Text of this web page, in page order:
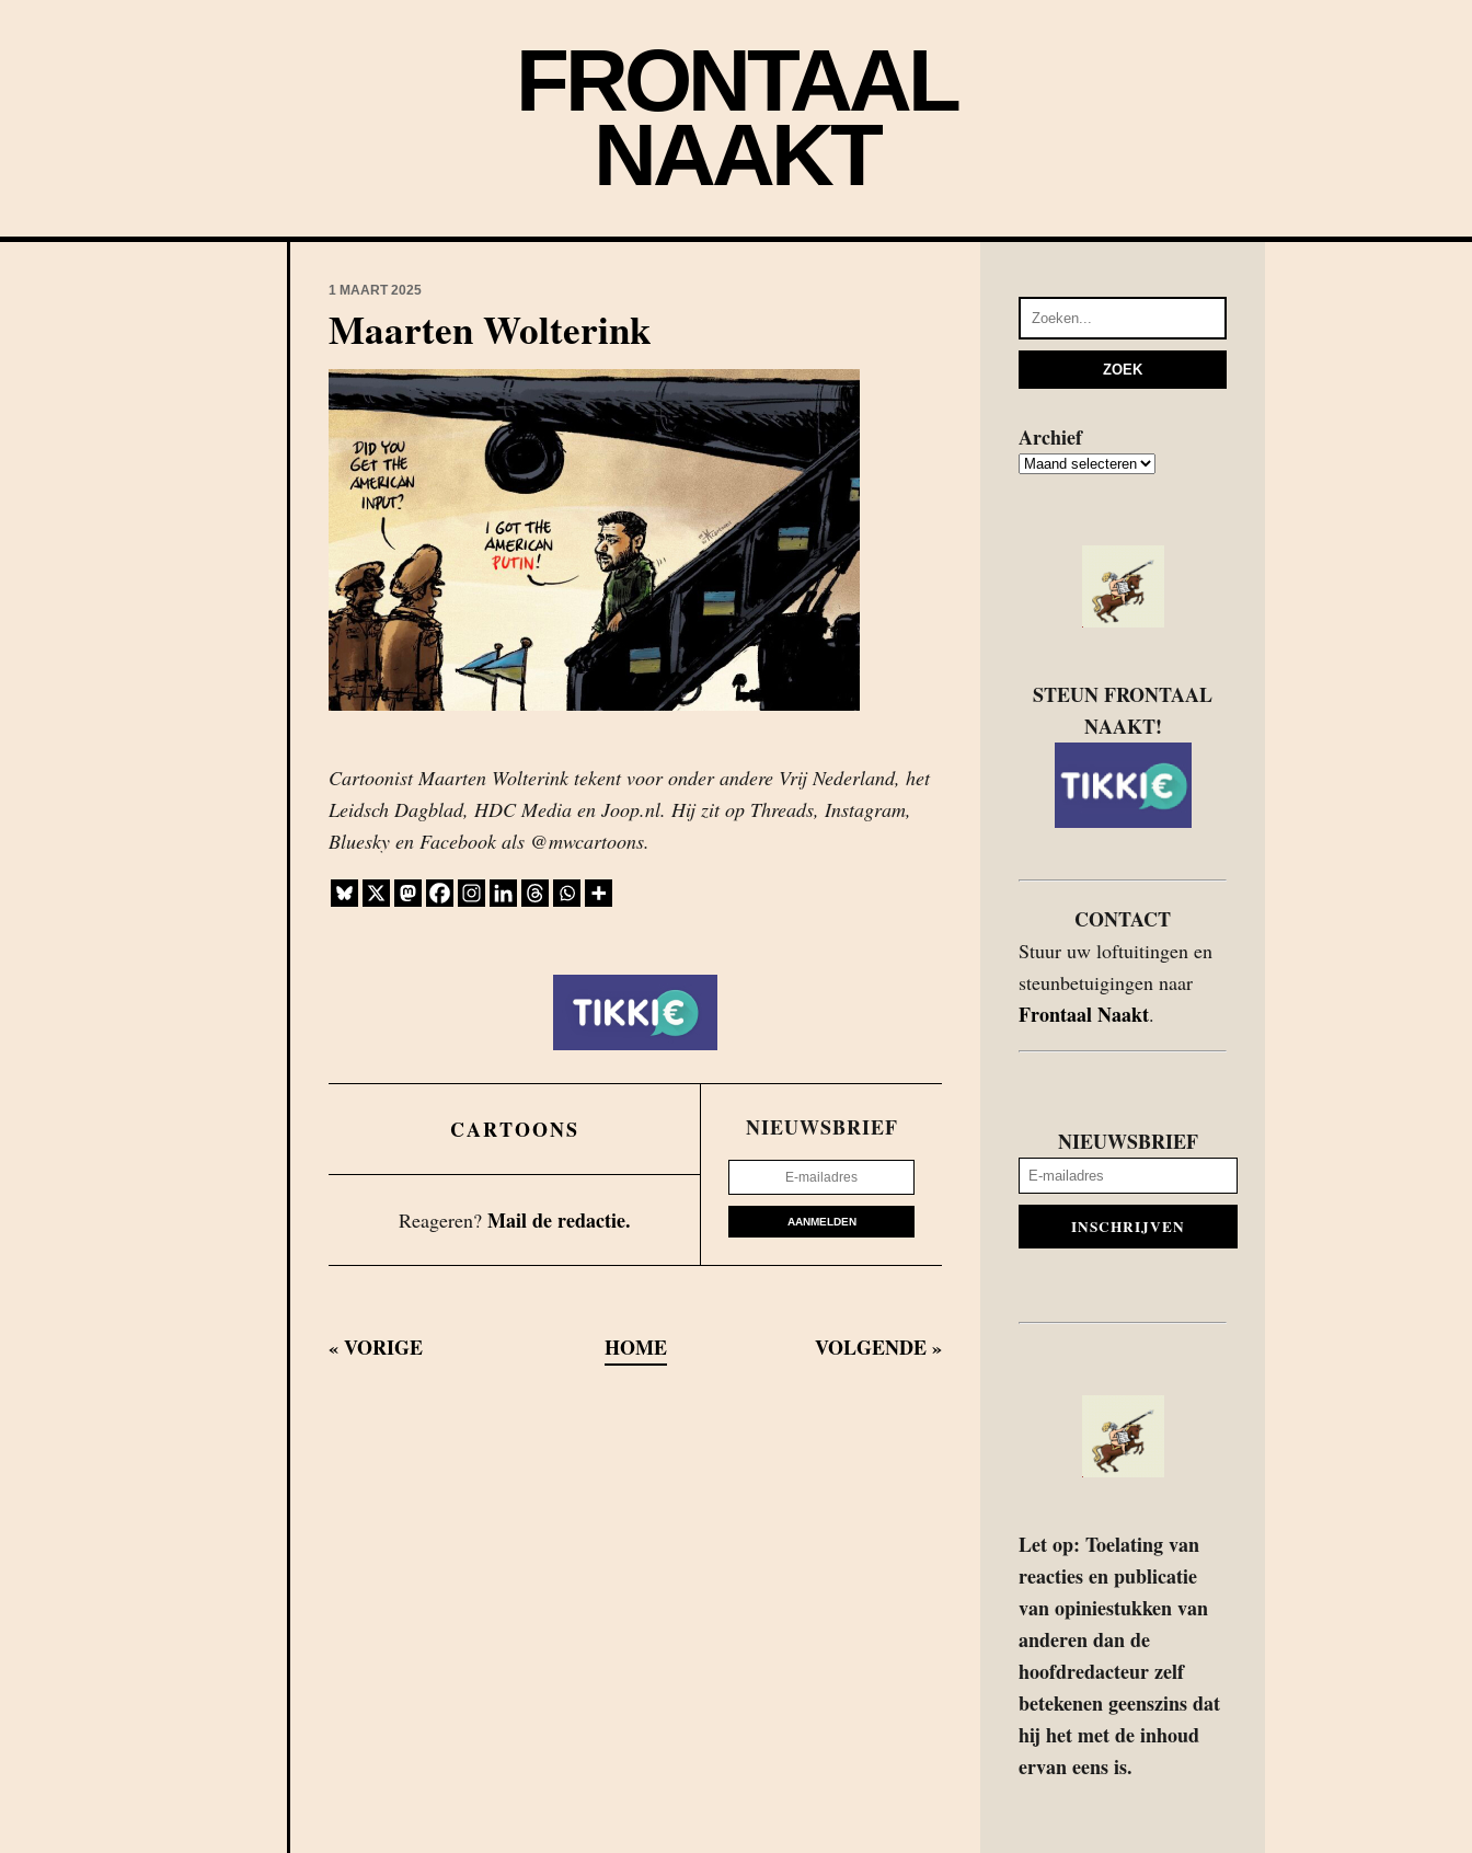
FRONTAAL
NAAKT
1 MAART 2025
Maarten Wolterink
Cartoonist Maarten Wolterink tekent voor onder andere Vrij Nederland, het
Leidsch Dagblad, HDC Media en Joop.nl. Hij zit op Threads, Instagram,
Bluesky en Facebook als @mwcartoons.
CARTOONS
Reageren? Mail de redactie.
NIEUWSBRIEF
AANMELDEN
«VORIGE HOME VOLGENDE»
Archief
Archief
STEUN FRONTAAL
NAAKT!
CONTACT
Stuur uw loftuitingen en
steunbetuigingen naar
Frontaal Naakt.
NIEUWSBRIEF
INSCHRIJVEN
Let op: Toelating van
reacties en publicatie
van opiniestukken van
anderen dan de
hoofdredacteur zelf
betekenen geenszins dat
hij het met de inhoud
ervan eens is.